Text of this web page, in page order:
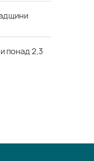
понад 2,3